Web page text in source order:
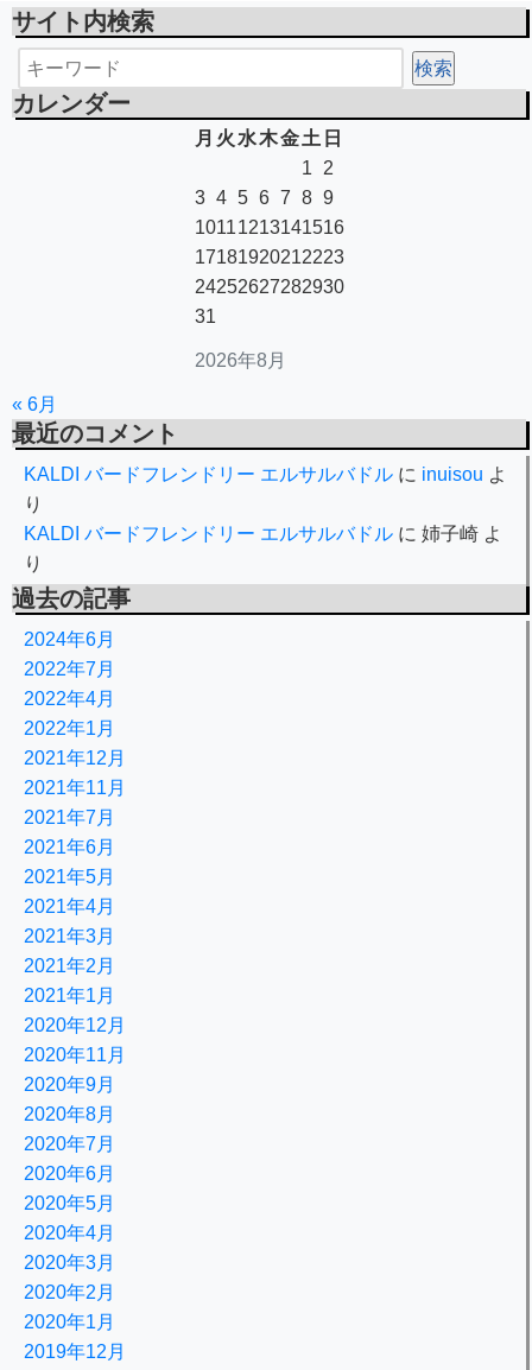
サイト内検索
カレンダー
2026年8月
月 火 水木金 土 日
1
2
3 4 5 6 7 8 9
10111213141516
17181920212223
24252627282930
31
« 6月
最近のコメント
KALDI バードフレンドリー エルサルバドル に inuisou よ
り
KALDI バードフレンドリー エルサルバドル に 姉子崎 よ
り
過去の記事
2024年6月
2022年7月
2022年4月
2022年1月
2021年12月
2021年11月
2021年7月
2021年6月
2021年5月
2021年4月
2021年3月
2021年2月
2021年1月
2020年12月
2020年11月
2020年9月
2020年8月
2020年7月
2020年6月
2020年5月
2020年4月
2020年3月
2020年2月
2020年1月
2019年12月